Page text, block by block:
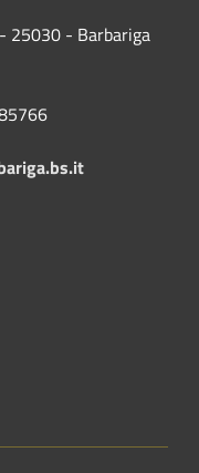
25030 - Barbariga